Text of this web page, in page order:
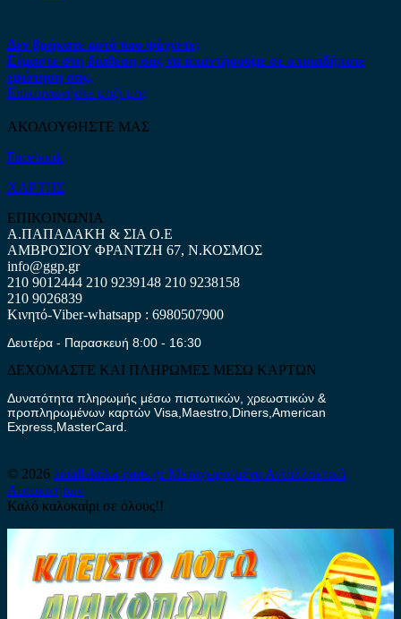
Δεν βρήκατε αυτό που ψάχνετε;
Είμαστε στη διάθεση σας να απαντήσουμε σε οποιαδήποτε
ερώτηση σας.
Επικοινωνήστε μαζί μας
ΑΚΟΛΟΥΘΗΣΤΕ ΜΑΣ
Facebook
ΧΑΡΤΗΣ
ΕΠΙΚΟΙΝΩΝΙΑ
Α.ΠΑΠΑΔΑΚΗ & ΣΙΑ Ο.Ε
ΑΜΒΡΟΣΙΟΥ ΦΡΑΝΤΖΗ 67, Ν.ΚΟΣΜΟΣ
info@ggp.gr
210 9012444 210 9239148 210 9238158
210 9026839
Κινητό-Viber-whatsapp : 6980507900
Δευτέρα - Παρασκευή 8:00 - 16:30
ΔΕΧΟΜΑΣΤΕ ΚΑΙ ΠΛΗΡΩΜΕΣ ΜΕΣΩ ΚΑΡΤΩΝ
Δυνατότητα πληρωμής μέσω πιστωτικών, χρεωστικών &
προπληρωμένων καρτών Visa,Maestro,Diners,American
Express,MasterCard.
© 2026 antallaktika-parts.grΜεταχειρισμένα Ανταλλακτικά
Αυτοκινήτων
Καλό καλοκαίρι σε όλους!!